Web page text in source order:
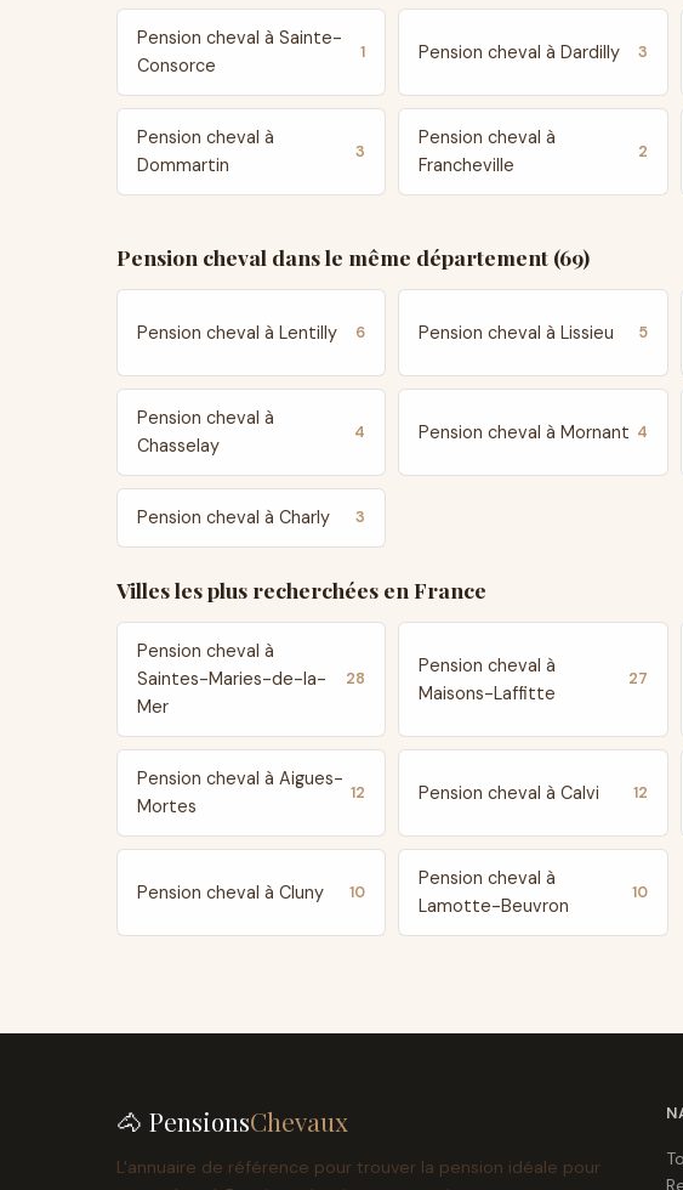
Pension cheval à Sainte-
Consorce
1 Pension cheval à Dardilly 3
Pension cheval à
Dommartin
3
Pension cheval à
Francheville
2
Pension cheval dans le même département (69)
Pension cheval à Lentilly 6 Pension cheval à Lissieu 5
Pension cheval à
Chasselay
4 Pension cheval à Mornant 4
Pension cheval à Charly 3
Villes les plus recherchées en France
Pension cheval à
Saintes-Maries-de-la-
Mer
28
Pension cheval à
Maisons-Laffitte
27
Pension cheval à Aigues-
Mortes
12 Pension cheval à Calvi 12
Pension cheval à Cluny 10
Pension cheval à
Lamotte-Beuvron
10
🐴 PensionsChevaux
L'annuaire de référence pour trouver la pension idéale pour